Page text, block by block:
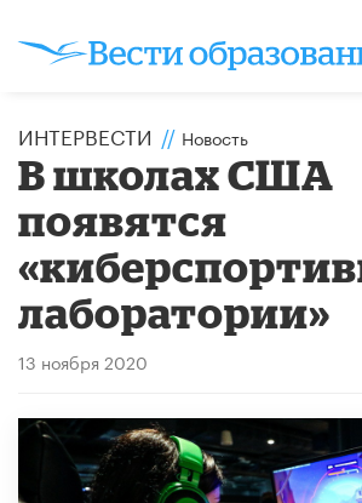
ИНТЕРВЕСТИ // Новость
В школах США
появятся
лаборатории»
13 ноября 2020